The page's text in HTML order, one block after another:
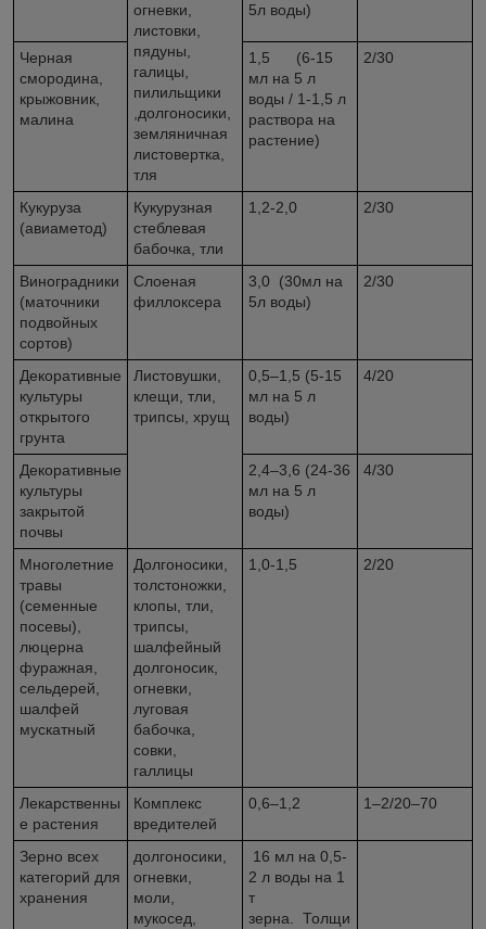
огневки,
листовки,
пядуны,
галицы,
пилильщики
,долгоносики,
земляничная
листовертка,
тля
5л воды)
Черная
смородина,
крыжовник,
малина
1,5 (6-15
мл на 5 л
воды / 1-1,5 л
раствора на
растение)
2/30
Кукуруза
(авиаметод)
Кукурузная
стеблевая
бабочка, тли
1,2-2,0 2/30
Виноградники
(маточники
подвойных
сортов)
Слоеная
филлоксера
3,0 (30мл на
5л воды)
2/30
Декоративные
культуры
открытого
грунта
Листовушки,
клещи, тли,
трипсы, хрущ
0,5–1,5 (5-15
мл на 5 л
воды)
4/20
Декоративные
культуры
закрытой
почвы
2,4–3,6 (24-36
мл на 5 л
воды)
4/30
Многолетние
травы
(семенные
посевы),
люцерна
фуражная,
сельдерей,
шалфей
мускатный
Долгоносики,
толстоножки,
клопы, тли,
трипсы,
шалфейный
долгоносик,
огневки,
луговая
бабочка,
совки,
галлицы
1,0-1,5 2/20
Лекарственны
е растения
Комплекс
вредителей
0,6–1,2 1–2/20–70
Зерно всех
категорий для
хранения
долгоносики,
огневки,
моли,
мукосед,
16 мл на 0,5-
2 л воды на 1
т
зерна. Толщи